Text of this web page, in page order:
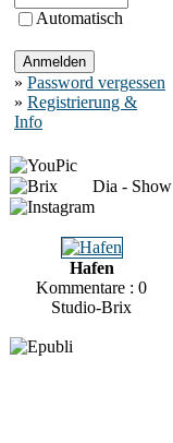
Automatisch
» Password vergessen
» Registrierung &
Info
Dia - Show
Hafen
Kommentare : 0
Studio-Brix